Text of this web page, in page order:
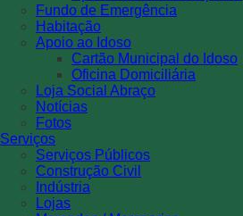
Fundo de Emergência
Habitação
Apoio ao Idoso
Cartão Municipal do Idoso
Oficina Domiciliária
Loja Social Abraço
Notícias
Fotos
Serviços
Serviços Públicos
Construção Civil
Indústria
Lojas